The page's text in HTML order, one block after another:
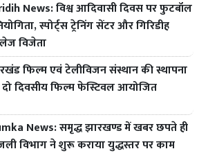
News: विश्व आदिवासी दिवस पर फुटबॉल
स्पोर्ट्स ट्रेनिंग सेंटर और गिरिडीह
विजेता
फिल्म एवं टेलीविजन संस्थान की स्थापना
दिवसीय फिल्म फेस्टिवल आयोजित
News: समृद्ध झारखण्ड में खबर छपते ही
विभाग ने शुरू कराया युद्धस्तर पर काम